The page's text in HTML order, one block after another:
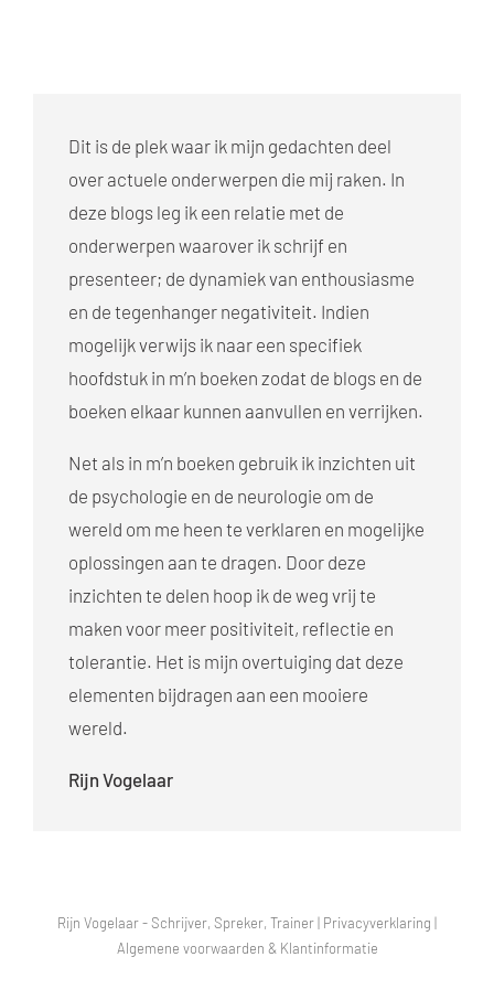
Dit is de plek waar ik mijn gedachten deel
over actuele onderwerpen die mij raken. In
deze blogs leg ik een relatie met de
onderwerpen waarover ik schrijf en
presenteer; de dynamiek van enthousiasme
en de tegenhanger negativiteit. Indien
mogelijk verwijs ik naar een specifiek
hoofdstuk in m’n boeken zodat de blogs en de
boeken elkaar kunnen aanvullen en verrijken.
Net als in m’n boeken gebruik ik inzichten uit
de psychologie en de neurologie om de
wereld om me heen te verklaren en mogelijke
oplossingen aan te dragen. Door deze
inzichten te delen hoop ik de weg vrij te
maken voor meer positiviteit, reflectie en
tolerantie. Het is mijn overtuiging dat deze
elementen bijdragen aan een mooiere
wereld.
Rijn Vogelaar
Rijn Vogelaar - Schrijver, Spreker, Trainer | Privacyverklaring |
Algemene voorwaarden & Klantinformatie